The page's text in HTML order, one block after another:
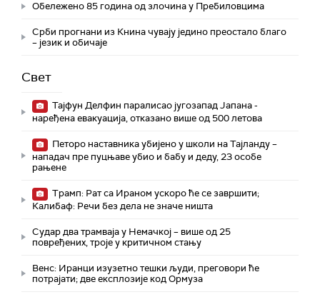
Обележено 85 година од злочина у Пребиловцима
Срби прогнани из Книна чувају једино преостало благо
– језик и обичаје
Свет
Тајфун Делфин паралисао југозапад Јапана -
наређена евакуација, отказано више од 500 летова
Петоро наставника убијено у школи на Тајланду –
нападач пре пуцњаве убио и бабу и деду, 23 особе
рањене
Трамп: Рат са Ираном ускоро ће се завршити;
Калибаф: Речи без дела не значе ништа
Судар два трамваја у Немачкој – више од 25
повређених, троје у критичном стању
Венс: Иранци изузетно тешки људи, преговори ће
потрајати; две експлозије код Ормуза